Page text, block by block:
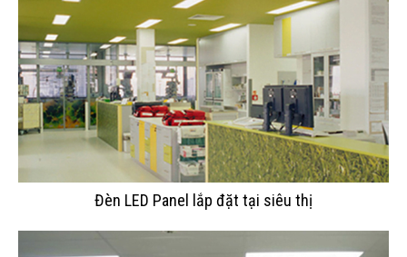
Đèn LED Panel lắp đặt tại siêu thị